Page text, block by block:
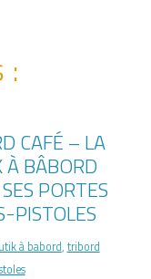
:
CAFÉ – LA
À BÂBORD
PORTES
PISTOLES
à babord, tribord